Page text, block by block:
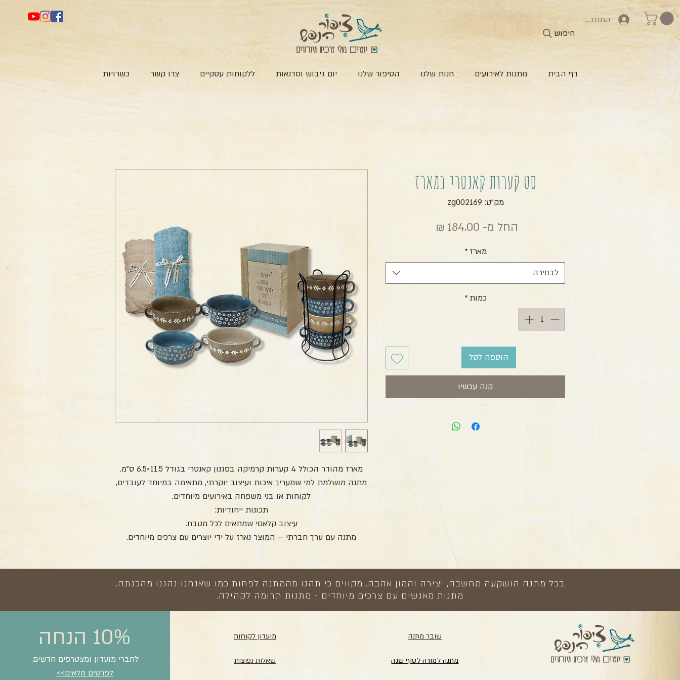
התחברות
חיפוש
דף הבית מתנות לאירועים חנות שלנו הסיפור שלנו יום גיבוש וסדנאות ללקוחות עסקיים צרו קשר כשרויות
מארז מהודר הכולל 4 קערות קרמיקה בסגנון קאנטרי בגודל 11.5×6.5 ס"מ.
מתנה מושלמת למי שמעריך איכות ועיצוב יוקרתי, מתאימה במיוחד לעובדים,
לקוחות או בני משפחה באירועים מיוחדים.
תכונות ייחודיות:
עיצוב קלאסי שמתאים לכל מטבח.
מתנה עם ערך חברתי – המוצר נארז על ידי יוצרים עם צרכים מיוחדים.
סט קערות קאנטרי במארז
מק"ט: zg002169
החל מ- 184.00 ₪
מארז *
לבחירה
כמות *
הוספה לסל
קנה עכשיו
בכל מתנה הושקעה מחשבה, יצירה והמון אהבה. מקווים כי תהנו מהמתנה לפחות כמו שאנחנו נהננו מהכנתה.
מתנות מאנשים עם צרכים מיוחדים - מתנות תרומה לקהילה.
10% הנחה
לחברי מועדון ומצטרפים חדשים.
לפרטים מלאים>>
מועדון לקוחות
שאלות נפוצות
שובר מתנה
מתנה למורה לסוף שנה